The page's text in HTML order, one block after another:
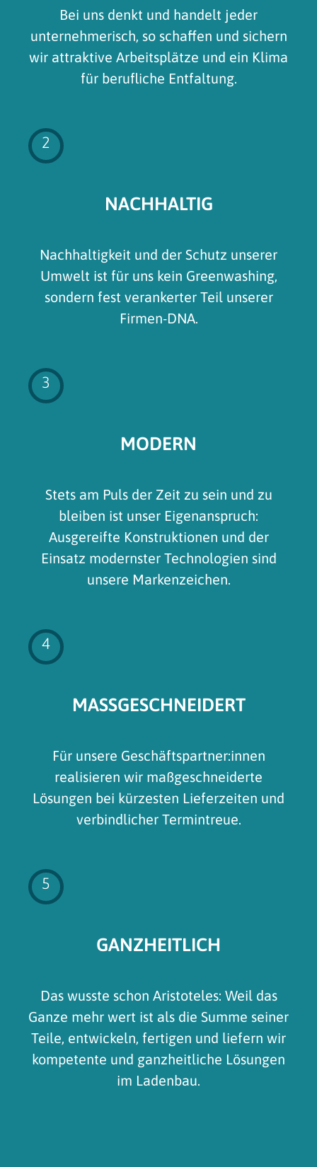
Bei uns denkt und handelt jeder
unternehmerisch, so schaffen und sichern
wir attraktive Arbeitsplätze und ein Klima
für berufliche Entfaltung.
2
NACHHALTIG
Nachhaltigkeit und der Schutz unserer
Umwelt ist für uns kein Greenwashing,
sondern fest verankerter Teil unserer
Firmen-DNA.
3
MODERN
Stets am Puls der Zeit zu sein und zu
bleiben ist unser Eigenanspruch:
Ausgereifte Konstruktionen und der
Einsatz modernster Technologien sind
unsere Markenzeichen.
4
MASSGESCHNEIDERT
Für unsere Geschäftspartner:innen
realisieren wir maßgeschneiderte
Lösungen bei kürzesten Lieferzeiten und
verbindlicher Termintreue.
5
GANZHEITLICH
Das wusste schon Aristoteles: Weil das
Ganze mehr wert ist als die Summe seiner
Teile, entwickeln, fertigen und liefern wir
kompetente und ganzheitliche Lösungen
im Ladenbau.